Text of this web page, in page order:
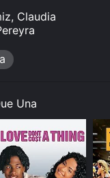
Claudia
Una